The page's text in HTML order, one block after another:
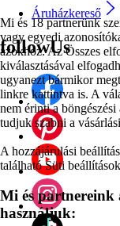
Mi és 18 partnerünk
vagy egyedi
azokhoz. Az Összes
kiválasztásával
ugyanezt bármikor
linkre kattintva is. A
nem érinti a
tudjuk szabni a
A hozzájárulási
található Süti
Mi és partnereink
használjuk:
Áruházkereső
followUs